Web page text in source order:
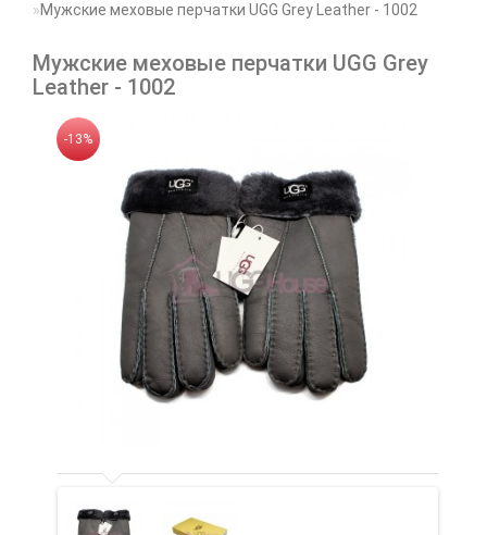
Мужские меховые перчатки UGG Grey Leather - 1002
Мужские меховые перчатки UGG Grey
Leather - 1002
-13%